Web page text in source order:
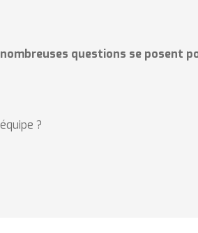
questions se posent
?